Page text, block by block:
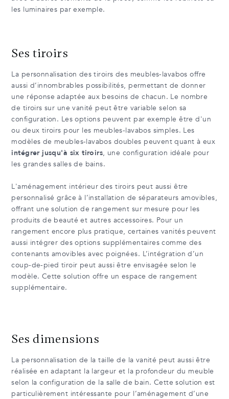
les luminaires par exemple.
Ses tiroirs
La personnalisation des tiroirs des meubles-lavabos offre
aussi d’innombrables possibilités, permettant de donner
une réponse adaptée aux besoins de chacun. Le nombre
de tiroirs sur une vanité peut être variable selon sa
configuration. Les options peuvent par exemple être d'un
ou deux tiroirs pour les meubles-lavabos simples. Les
modèles de meubles-lavabos doubles peuvent quant à eux
intégrer jusqu'à six tiroirs, une configuration idéale pour
les grandes salles de bains.
L'aménagement intérieur des tiroirs peut aussi être
personnalisé grâce à l’installation de séparateurs amovibles,
offrant une solution de rangement sur mesure pour les
produits de beauté et autres accessoires. Pour un
rangement encore plus pratique, certaines vanités peuvent
aussi intégrer des options supplémentaires comme des
contenants amovibles avec poignées. L’intégration d’un
coup-de-pied tiroir peut aussi être envisagée selon le
modèle. Cette solution offre un espace de rangement
supplémentaire.
Ses dimensions
La personnalisation de la taille de la vanité peut aussi être
réalisée en adaptant la largeur et la profondeur du meuble
selon la configuration de la salle de bain. Cette solution est
particulièrement intéressante pour l’aménagement d’une